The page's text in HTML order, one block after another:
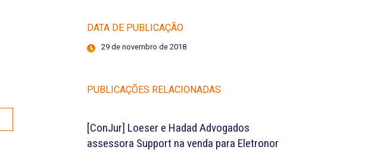
DATA DE PUBLICAÇÃO
29 de novembro de 2018
PUBLICAÇÕES RELACIONADAS
[ConJur] Loeser e Hadad Advogados
assessora Support na venda para Eletronor